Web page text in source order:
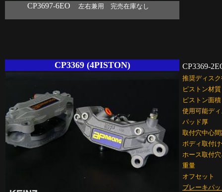
CP3697-6EO 左右兼用 完売在庫なし
CP3369 (4PISTON) CP3369-
推奨ディス
ピストン材質
ピストン面積
使用可能デ
パッド厚
取付穴中心
ボディ取付
ホース取付
重量
オフセット
ブレーキパ